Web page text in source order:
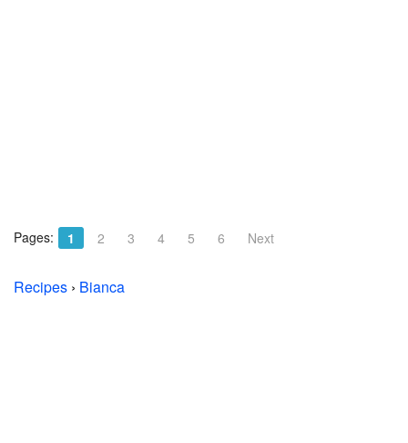
Pages: 1 2 3 4 5 6 Next
Recipes › Bianca